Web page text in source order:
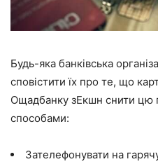
Будь-яка банківська
сповістити їх про те, що
Ощадбанку зЕкшн снити цю
способами:
Зателефонувати на